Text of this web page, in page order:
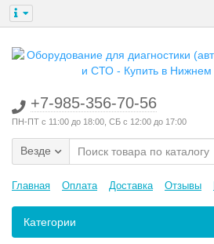
+7-985-356-70-56
ПН-ПТ с 11:00 до 18:00, СБ с 12:00 до 17:00
Везде
Главная Оплата Доставка Отзывы
Категории